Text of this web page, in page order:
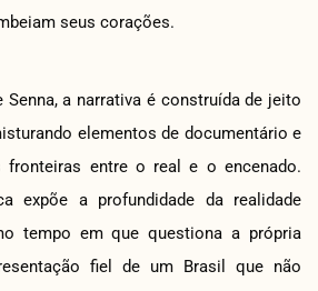
seus corações.
a narrativa é construída de jeito
elementos de documentário e
fronteiras entre o real e o encenado.
expõe a profundidade da realidade
tempo em que questiona a própria
fiel de um Brasil que não